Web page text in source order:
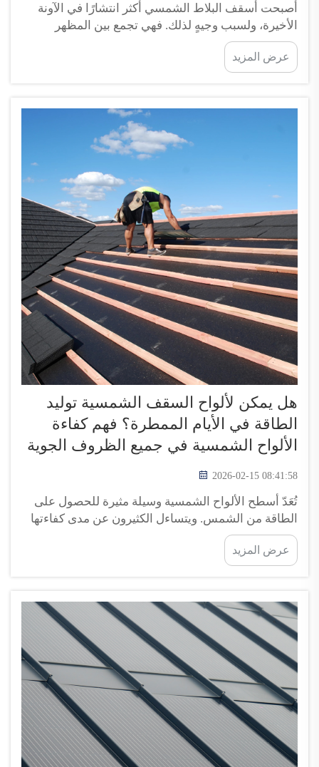
أصبحت أسقف البلاط الشمسي أكثر انتشارًا في الآونة
الأخيرة، ولسبب وجيهٍ لذلك. فهي تجمع بين المظهر
الجميل للأسقف ذات الطراز القديم والطاقة الشمسية
في آنٍ واحد. وعند اختيارك سقفًا من البلاط الشمسي،
تحصل على مظهرٍ عصريٍّ أنيقٍ، كما تُسهم في حماية
عرض المزيد
هل يمكن لألواح السقف الشمسية توليد
الطاقة في الأيام الممطرة؟ فهم كفاءة
الألواح الشمسية في جميع الظروف الجوية
2026-02-15 08:41:58
تُعَدّ أسطح الألواح الشمسية وسيلة مثيرة للحصول على
الطاقة من الشمس. ويتساءل الكثيرون عن مدى كفاءتها
في العمل عند الغيوم أو هطول الأمطار في الخارج.
والحقيقة هي أن الألواح الشمسية لا تزال قادرةً على إنتاج
الطاقة حتى في الأيام الغائمة. لذا، إذا كنت تفكر في
عرض المزيد